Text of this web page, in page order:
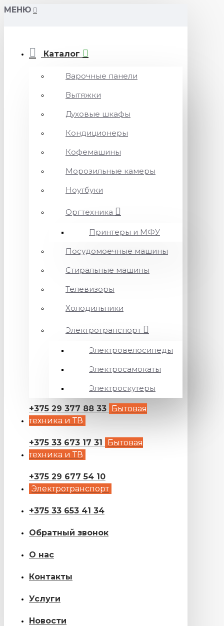
МЕНЮ
Каталог
Варочные панели
Вытяжки
Духовые шкафы
Кондиционеры
Кофемашины
Морозильные камеры
Ноутбуки
Оргтехника
Принтеры и МФУ
Посудомоечные машины
Стиральные машины
Телевизоры
Холодильники
Электротранспорт
Электровелосипеды
Электросамокаты
Электроскутеры
+375 29 377 88 33 Бытовая
техника и ТВ
+375 33 673 17 31
Бытовая
техника и ТВ
+375 29 677 54 10
Электротранспорт
+375 33 653 41 34
Обратный звонок
О нас
Контакты
Услуги
Новости